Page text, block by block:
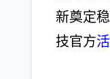
新奠定
技官方